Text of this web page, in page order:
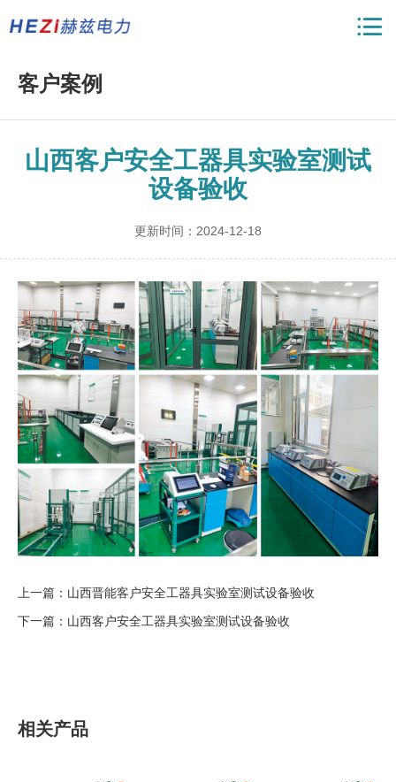
客户案例
山西客户安全工器具实验室测试
设备验收
更新时间：2024-12-18
上一篇： 山西晋能客户安全工器具实验室测试设备验收
下一篇： 山西客户安全工器具实验室测试设备验收
相关产品